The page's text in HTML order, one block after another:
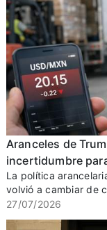
Aranceles de
incertidumbre
La política
volvió a cambiar de
27/07/2026